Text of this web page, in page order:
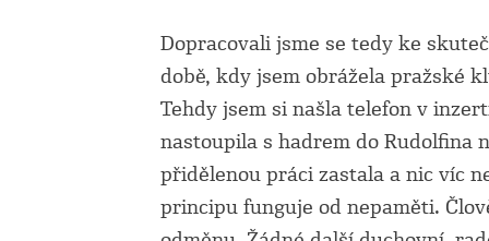
Dopracovali jsme se tedy ke
době, kdy jsem obrážela pražské
Tehdy jsem si našla telefon v
nastoupila s hadrem do Rudolfina
přidělenou práci zastala a nic víc
principu funguje od nepaměti.